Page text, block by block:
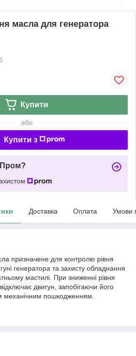
масла для генератора
Купити
або
Купити з
Пром?
Доставка Оплата Умови
призначене для контролю рівня
генератора та захисту обладнання
мастилі. При зниженні рівня
двигун, запобігаючи його
механічним пошкодженням.